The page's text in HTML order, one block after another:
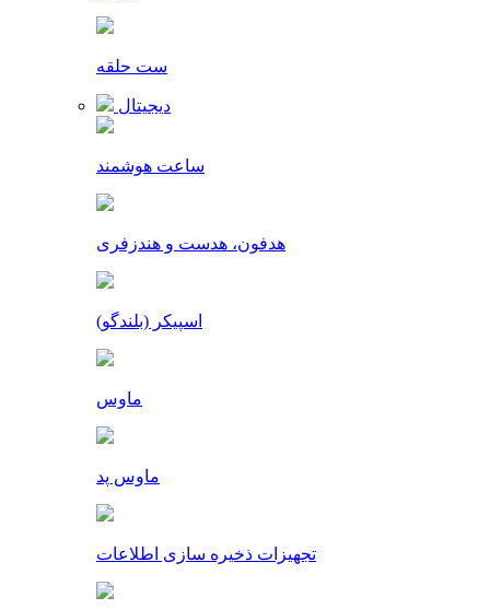
ست حلقه
دیجیتال
ساعت هوشمند
هدفون، هدست و هندزفری
اسپیکر (بلندگو)
ماوس
ماوس پد
تجهیزات ذخیره سازی اطلاعات